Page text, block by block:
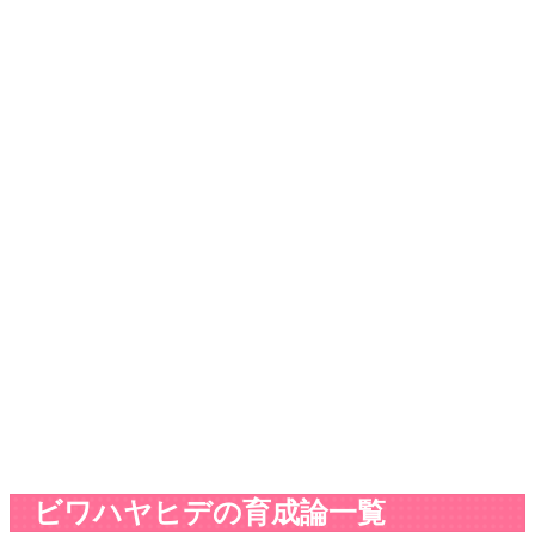
ビワハヤヒデの育成論一覧